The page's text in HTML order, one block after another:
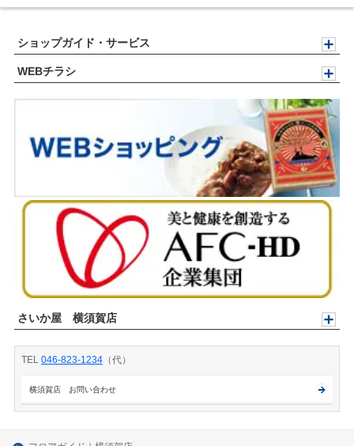
ショップガイド・サービス
WEBチラシ
さいか屋 横須賀店
TEL 046-823-1234（代）
横須賀店 お問い合わせ